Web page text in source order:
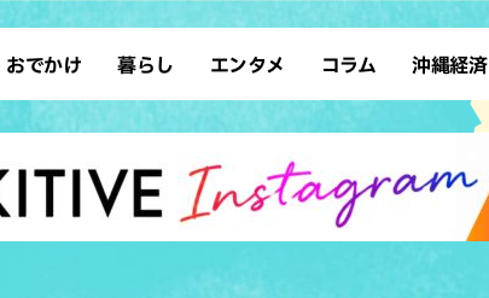
沖縄そば
カフェ
和食・日本料理
おでかけ
デート ドライブ
散歩 ソロ活
暮らし
レシピ SDGs
ファッション ローカルニュース
沖縄移住 沖縄旧暦行事
エンタメ
スポーツ 占い
タレント・芸人 テレビ
コラム 沖縄経済